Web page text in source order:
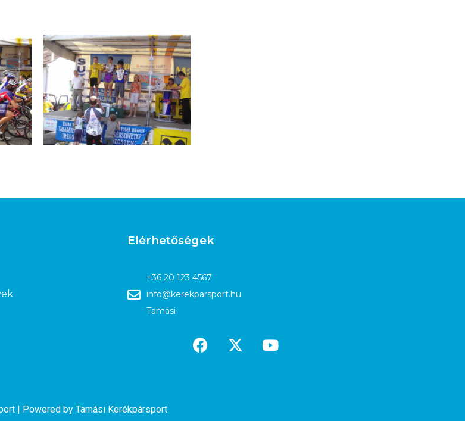
Elérhetőségek
+36 20 123 4567
info@kerekparsport.hu
Tamási
| Powered by Tamási Kerékpársport